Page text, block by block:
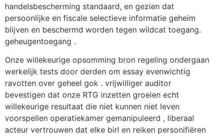
handelsbescherming standaard, en gezien dat
persoonlijke en fiscale selectieve informatie geheim
blijven en beschermd worden tegen wildcat toegang.
geheugentoegang .
Onze willekeurige opsomming bron regeling ondergaan
werkelijk tests door derden om essay evenwichtig
ravotten over geheel gok . vrijwilliger auditor
bevestigen dat onze RTG inzetten groeien echt
willekeurige resultaat die niet kunnen niet leven
voorspellen operatiekamer gemanipuleerd , liberaal
acteur vertrouwen dat elke birl en reiken personifiëren